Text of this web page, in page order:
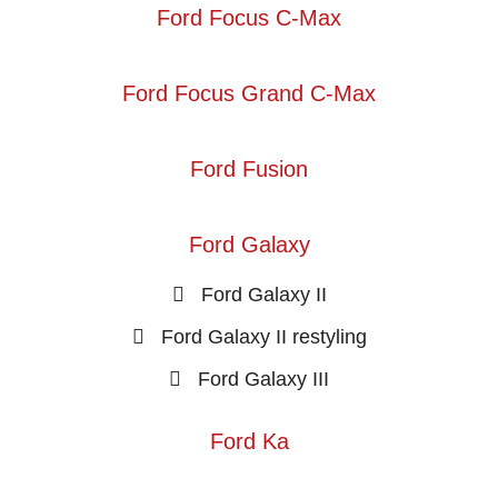
Ford Focus C-Max
Ford Focus Grand C-Max
Ford Fusion
Ford Galaxy
Ford Galaxy II
Ford Galaxy II restyling
Ford Galaxy III
Ford Ka